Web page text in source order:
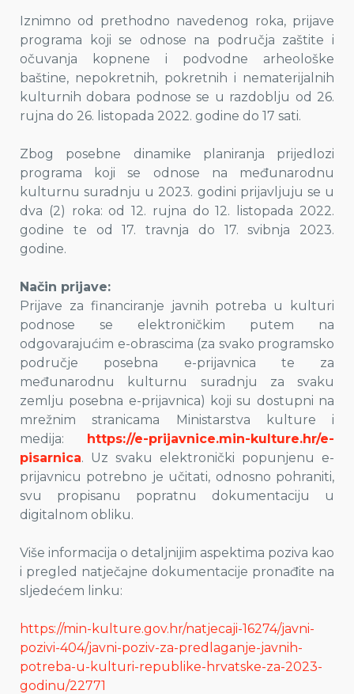
Iznimno od prethodno navedenog roka, prijave
programa koji se odnose na područja zaštite i
očuvanja kopnene i podvodne arheološke
baštine, nepokretnih, pokretnih i nematerijalnih
kulturnih dobara podnose se u razdoblju od 26.
rujna do 26. listopada 2022. godine do 17 sati.
Zbog posebne dinamike planiranja prijedlozi
programa koji se odnose na međunarodnu
kulturnu suradnju u 2023. godini prijavljuju se u
dva (2) roka: od 12. rujna do 12. listopada 2022.
godine te od 17. travnja do 17. svibnja 2023.
godine.
Način prijave:
Prijave za financiranje javnih potreba u kulturi
podnose se elektroničkim putem na
odgovarajućim e-obrascima (za svako programsko
područje posebna e-prijavnica te za
međunarodnu kulturnu suradnju za svaku
zemlju posebna e-prijavnica) koji su dostupni na
mrežnim stranicama Ministarstva kulture i
medija: https://e-prijavnice.min-kulture.hr/e-
pisarnica. Uz svaku elektronički popunjenu e-
prijavnicu potrebno je učitati, odnosno pohraniti,
svu propisanu popratnu dokumentaciju u
digitalnom obliku.
Više informacija o detaljnijim aspektima poziva kao
i pregled natječajne dokumentacije pronađite na
sljedećem linku:
https://min-kulture.gov.hr/natjecaji-16274/javni-
pozivi-404/javni-poziv-za-predlaganje-javnih-
potreba-u-kulturi-republike-hrvatske-za-2023-
godinu/22771